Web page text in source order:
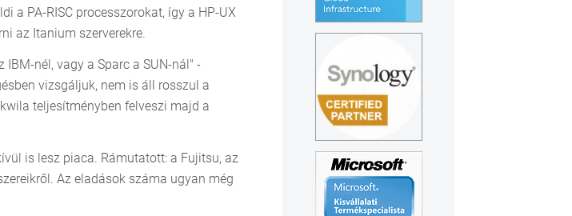
a PA-RISC processzorokat, így a HP-UX
az Itanium szerverekre.
nél, vagy a Sparc a SUN-nál" -
vizsgáljuk, nem is áll rosszul a
teljesítményben felveszi majd a
is lesz piaca. Rámutatott: a Fujitsu, az
Az eladások száma ugyan még